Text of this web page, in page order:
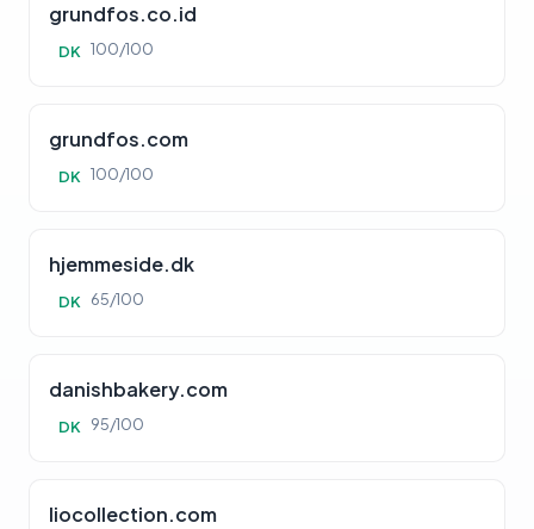
grundfos.co.id
DK 100/100
grundfos.com
DK 100/100
hjemmeside.dk
DK 65/100
danishbakery.com
DK 95/100
liocollection.com